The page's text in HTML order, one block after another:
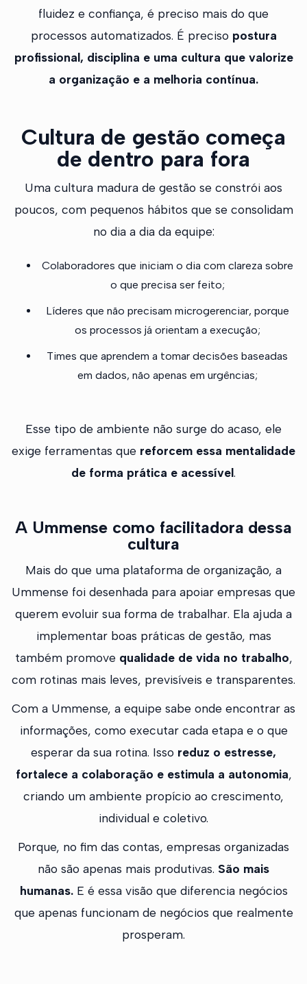
fluidez e confiança, é preciso mais do que
processos automatizados. É preciso postura
profissional, disciplina e uma cultura que valorize
a organização e a melhoria contínua.
Cultura de gestão começa
de dentro para fora
Uma cultura madura de gestão se constrói aos
poucos, com pequenos hábitos que se consolidam
no dia a dia da equipe:
Colaboradores que iniciam o dia com clareza sobre
o que precisa ser feito;
Líderes que não precisam microgerenciar, porque
os processos já orientam a execução;
Times que aprendem a tomar decisões baseadas
em dados, não apenas em urgências;
Esse tipo de ambiente não surge do acaso, ele
exige ferramentas que reforcem essa mentalidade
de forma prática e acessível.
A Ummense como facilitadora dessa
cultura
Mais do que uma plataforma de organização, a
Ummense foi desenhada para apoiar empresas que
querem evoluir sua forma de trabalhar. Ela ajuda a
implementar boas práticas de gestão, mas
também promove qualidade de vida no trabalho,
com rotinas mais leves, previsíveis e transparentes.
Com a Ummense, a equipe sabe onde encontrar as
informações, como executar cada etapa e o que
esperar da sua rotina. Isso reduz o estresse,
fortalece a colaboração e estimula a autonomia,
criando um ambiente propício ao crescimento,
individual e coletivo.
Porque, no fim das contas, empresas organizadas
não são apenas mais produtivas. São mais
humanas.E é essa visão que diferencia negócios
que apenas funcionam de negócios que realmente
prosperam.